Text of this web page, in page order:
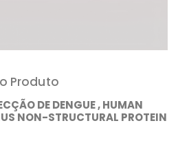
Produto
DE DENGUE , HUMAN
NON-STRUCTURAL PROTEIN